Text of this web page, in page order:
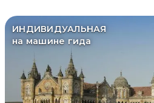
ИНДИВИДУАЛЬНАЯ
на машине гида